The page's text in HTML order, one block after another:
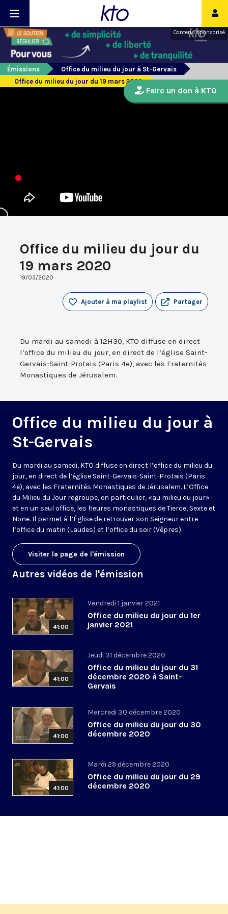
Contenu sponsorisé
Émissions
Office du milieu du jour à St-Gervais
Office du milieu du jour du 19 mars 2020
Office du milieu du jour du
19 mars 2020
19/03/2020
Partager
Ajouter à ma playlist
Du mardi au samedi à 12H30, KTO diffuse en direct
l’office du milieu du jour, en direct de l’église Saint-
Gervais-Saint-Protais (Paris 4e), avec les Fraternités
Monastiques de Jérusalem.
Office du milieu du jour à
St-Gervais
Du mardi au samedi, KTO diffuse en direct l’office du milieu du
jour, en direct de l’église Saint-Gervais-Saint-Protais (Paris
4e), avec les Fraternités Monastiques de Jérusalem. L’Office
du Milieu du Jour regroupe, en particulier, «au milieu du jour»
et en un seul office, les heures monastiques de Tierce, Sexte et
None. Il permet à l’Église de retrouver son Seigneur entre
l’office du matin (Laudes) et l’office du soir (Vêpres).
Visiter la page de l'émission
Autres vidéos de l'émission
41:00
Vendredi 1 janvier 2021
Office du milieu du jour du 1er
janvier 2021
41:00
Jeudi 31 décembre 2020
Office du milieu du jour du 31
décembre 2020 à Saint-
Gervais
41:00
Mercredi 30 décembre 2020
Office du milieu du jour du 30
décembre 2020
41:00
Mardi 29 décembre 2020
Office du milieu du jour du 29
décembre 2020
Faire un don à KTO